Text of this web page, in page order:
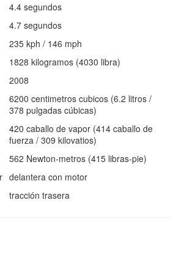
4.4 segundos
4.7 segundos
235 kph / 146 mph
1828 kilogramos (4030 libra)
2008
6200 centimetros cubicos (6.2 litros /
378 pulgadas cúbicas)
420 caballo de vapor (414 caballo de
fuerza / 309 kilovatios)
562 Newton-metros (415 libras-pie)
delantera con motor
tracción trasera